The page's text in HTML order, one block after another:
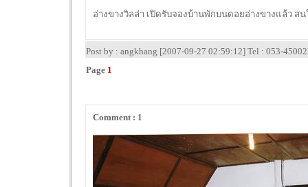
อ่างขางวิลล่า เปิดรับจองบ้านพักบนดอยอ่างขางแล้ว ส
Post by : angkhang [2007-09-27 02:59:12] Tel : 053-
Page 1
Comment : 1